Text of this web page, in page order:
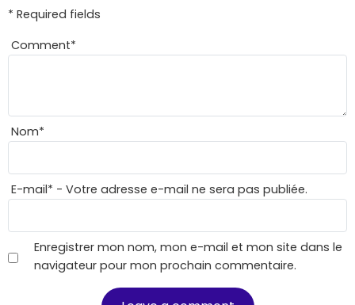
* Required fields
Comment*
Nom*
E-mail* - Votre adresse e-mail ne sera pas publiée.
Enregistrer mon nom, mon e-mail et mon site dans le
navigateur pour mon prochain commentaire.